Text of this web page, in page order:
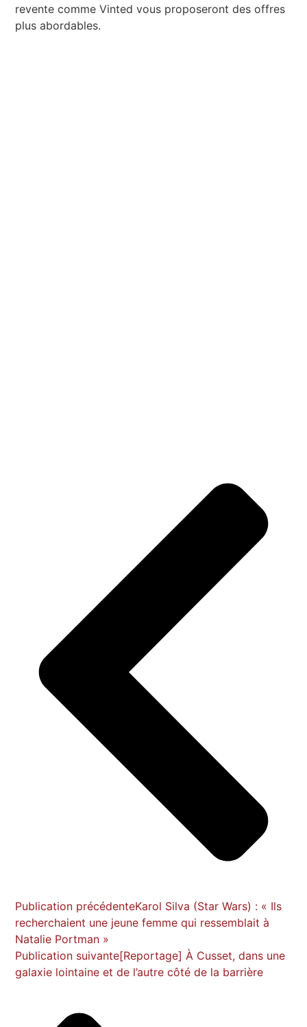
revente comme Vinted vous proposeront des offres
plus abordables.
Publication précédenteKarol Silva (Star Wars) : « Ils
recherchaient une jeune femme qui ressemblait à
Natalie Portman »
Publication suivante[Reportage] À Cusset, dans une
galaxie lointaine et de l’autre côté de la barrière